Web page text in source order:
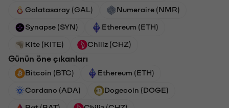
Galatasaray (GAL) Numeraire (NMR)
Synapse (SYN) Ethereum (ETH)
Kite (KITE) Chiliz (CHZ)
Günün öne çıkanları
Bitcoin (BTC) Ethereum (ETH)
Cardano (ADA) Dogecoin (DOGE)